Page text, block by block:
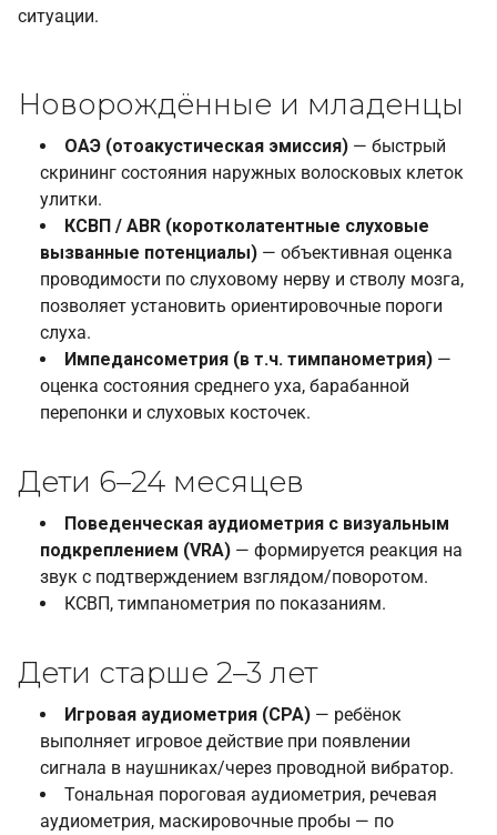
ситуации.
Новорождённые и младенцы
ОАЭ (отоакустическая эмиссия) — быстрый
скрининг состояния наружных волосковых клеток
улитки.
КСВП / ABR (коротколатентные слуховые
вызванные потенциалы) — объективная оценка
проводимости по слуховому нерву и стволу мозга,
позволяет установить ориентировочные пороги
слуха.
Импедансометрия (в т.ч. тимпанометрия) —
оценка состояния среднего уха, барабанной
перепонки и слуховых косточек.
Дети 6–24 месяцев
Поведенческая аудиометрия с визуальным
подкреплением (VRA) — формируется реакция на
звук с подтверждением взглядом/поворотом.
КСВП, тимпанометрия по показаниям.
Дети старше 2–3 лет
Игровая аудиометрия (CPA) — ребёнок
выполняет игровое действие при появлении
сигнала в наушниках/через проводной вибратор.
Тональная пороговая аудиометрия, речевая
аудиометрия, маскировочные пробы — по